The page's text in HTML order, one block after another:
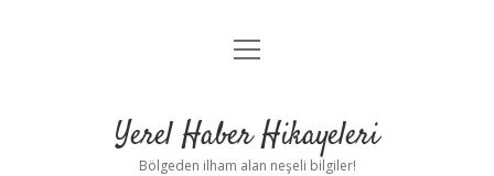
Anasayfa
Yasal Uyarı
menüyü
Yerel Haber Hikayeleri
Bölgeden ilham alan neşeli bilgiler!